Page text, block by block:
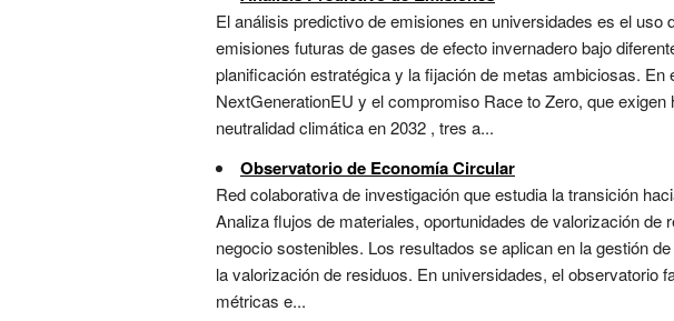
El análisis predictivo de emisiones en universidades es el
emisiones futuras de gases de efecto invernadero bajo
planificación estratégica y la fijación de metas ambiciosas.
NextGenerationEU y el compromiso Race to Zero, que
neutralidad climática en 2032 , tres a...
Observatorio de Economía Circular
Red colaborativa de investigación que estudia la transición
Analiza flujos de materiales, oportunidades de valorización
negocio sostenibles. Los resultados se aplican en la gestión
la valorización de residuos. En universidades, el observatorio
métricas e...